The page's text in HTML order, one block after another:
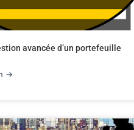
avancée d’un portefeuille
→